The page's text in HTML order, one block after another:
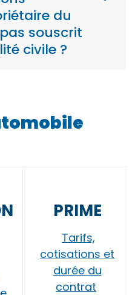
du
souscrit
civile ?
PRIME
Tarifs,
cotisations et
durée du
contrat